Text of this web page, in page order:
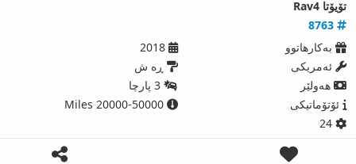
تۆیۆتا Rav4
بەکارھاتوو
ئەمریكی
ڕه ش
ھەولێر
ئۆتۆماتیکی